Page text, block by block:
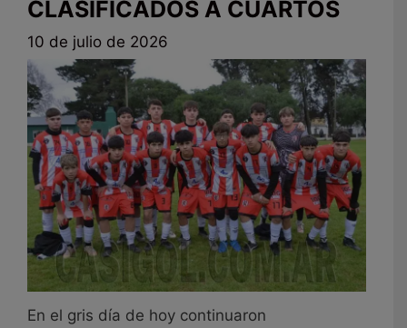
CLASIFICADOS A CUARTOS
10 de julio de 2026
En el gris día de hoy continuaron